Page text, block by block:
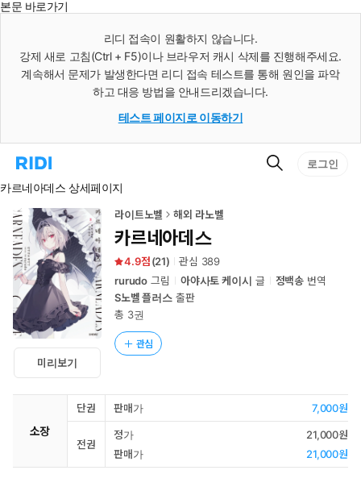
본문 바로가기
리디 접속이 원활하지 않습니다.
강제 새로 고침(Ctrl + F5)이나 브라우저 캐시 삭제를 진행해주세요.
계속해서 문제가 발생한다면 리디 접속 테스트를 통해 원인을 파악
하고 대응 방법을 안내드리겠습니다.
테스트 페이지로 이동하기
리
홈
로
이
동
검
로그인
카르네아데스 상세페이지
미리보기
라이트노벨 해외 라노벨
카르네아데스
4.9 (21) 관심 389
rurudo 그림 아야사토 케이시 글 정백송 번역
S노벨 플러스 출판
총 3권
관심
소장
단권 판매가 7,000원
전권
정가
21,000원
판매가
21,000원